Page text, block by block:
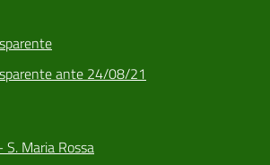
ante 24/08/21
Maria Rossa